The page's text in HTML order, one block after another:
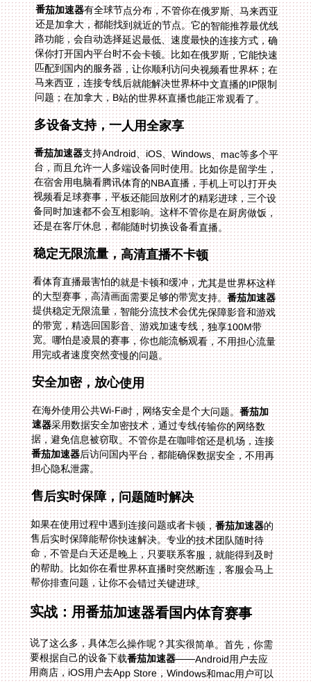
番茄加速器有全球节点分布，不管你在俄罗斯、马来西亚
还是加拿大，都能找到就近的节点。它的智能推荐最优线
路功能，会自动选择延迟最低、速度最快的连接方式，确
保你打开国内平台时不会卡顿。比如在俄罗斯，它能快速
匹配到国内的服务器，让你顺利访问央视频看世界杯；在
马来西亚，连接专线后就能解决世界杯中文直播的IP限制
问题；在加拿大，B站的世界杯直播也能正常观看了。
多设备支持，一人用全家享
番茄加速器支持Android、iOS、Windows、mac等多个平
台，而且允许一人多端设备同时使用。比如你是留学生，
在宿舍用电脑看腾讯体育的NBA直播，手机上可以打开央
视频看足球赛事，平板还能回放刚才的精彩进球，三个设
备同时加速都不会互相影响。这样不管你是在厨房做饭，
还是在客厅休息，都能随时切换设备看直播。
稳定无限流量，高清直播不卡顿
看体育直播最害怕的就是卡顿和缓冲，尤其是世界杯这样
的大型赛事，高清画面需要足够的带宽支持。番茄加速器
提供稳定无限流量，智能分流技术会优先保障影音和游戏
的带宽，精选回国影音、游戏加速专线，独享100M带
宽。哪怕是凌晨的赛事，你也能流畅观看，不用担心流量
用完或者速度突然变慢的问题。
安全加密，放心使用
在海外使用公共Wi-Fi时，网络安全是个大问题。番茄加
速器采用数据安全加密技术，通过专线传输你的网络数
据，避免信息被窃取。不管你是在咖啡馆还是机场，连接
番茄加速器后访问国内平台，都能确保数据安全，不用再
担心隐私泄露。
售后实时保障，问题随时解决
如果在使用过程中遇到连接问题或者卡顿，番茄加速器的
售后实时保障能帮你快速解决。专业的技术团队随时待
命，不管是白天还是晚上，只要联系客服，就能得到及时
的帮助。比如你在看世界杯直播时突然断连，客服会马上
帮你排查问题，让你不会错过关键进球。
实战：用番茄加速器看国内体育赛事
说了这么多，具体怎么操作呢？其实很简单。首先，你需
要根据自己的设备下载番茄加速器——Android用户去应
用商店，iOS用户去App Store，Windows和mac用户可以
到官网下载。安装完成后注册账号，选择合适的套餐。然
后打开加速器，切换到“回国加速”模式，它会自动智能推
荐最优线路。接着打开你想观看的平台，比如央视频、B
站或者腾讯体育，就能正常访问了。比如在加拿大看B站